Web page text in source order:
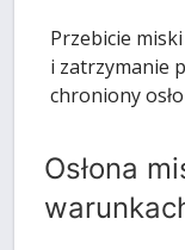
Przebicie
i zatrzymanie
chroniony
Osłona